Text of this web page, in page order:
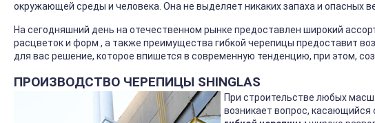
окружающей среды и человека. Она не выделяет никаких запаха и опасных
На сегодняшний день на отечественном рынке предоставлен широкий
расцветок и форм , а также преимущества гибкой черепицы предоставит
для вас решение, которое впишется в современную тенденцию, при этом,
ПРОИЗВОДСТВО ЧЕРЕПИЦЫ SHINGLAS
При строительстве любых
возникает вопрос, касающийся